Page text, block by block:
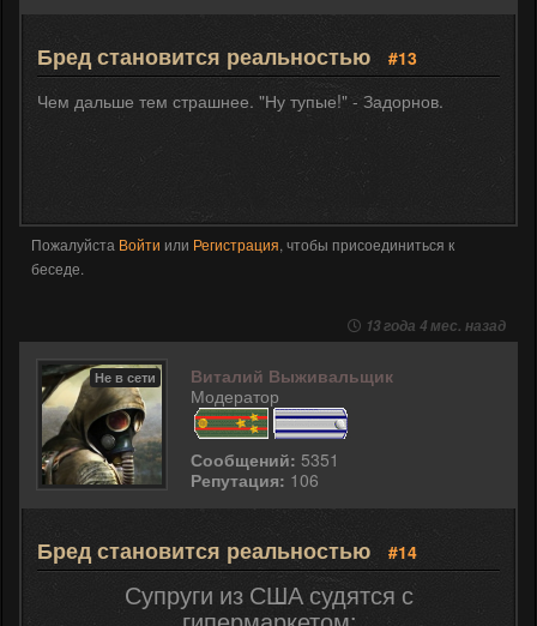
Бред становится реальностью
#13
Чем дальше тем страшнее. "Ну тупые!" - Задорнов.
Пожалуйста Войти или Регистрация, чтобы присоединиться к
беседе.
13 года 4 мес. назад
Не в сети
Виталий Выживальщик
Модератор
Сообщений: 5351
Репутация: 106
Бред становится реальностью #14
Супруги из США судятся с